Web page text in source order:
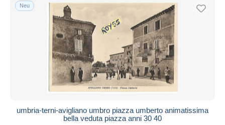
Neu
umbria-terni-avigliano umbro piazza umberto animatissima
bella veduta piazza anni 30 40